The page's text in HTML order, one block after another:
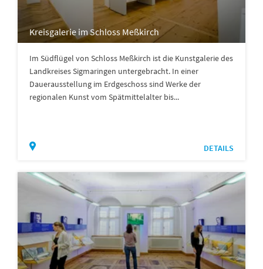
Kreisgalerie im Schloss Meßkirch
Im Südflügel von Schloss Meßkirch ist die Kunstgalerie des
Landkreises Sigmaringen untergebracht. In einer
Dauerausstellung im Erdgeschoss sind Werke der
regionalen Kunst vom Spätmittelalter bis...
DETAILS